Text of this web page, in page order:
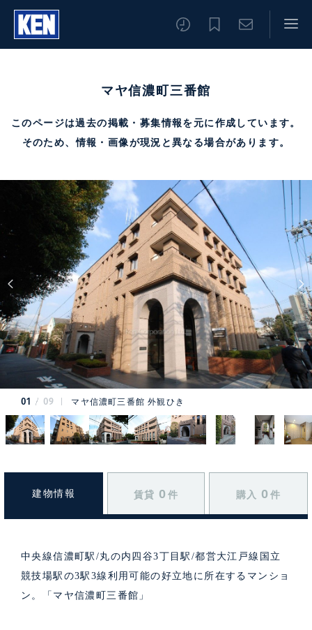
マヤ信濃町三番館
このページは過去の掲載・募集情報を元に作成しています。
そのため、情報・画像が現況と異なる場合があります。
01 09 マヤ信濃町三番館 外観ひき
建物情報 賃貸 0 件 購入 0 件
中央線信濃町駅/丸の内四谷3丁目駅/都営大江戸線国立
競技場駅の3駅3線利用可能の好立地に所在するマンショ
ン。「マヤ信濃町三番館」